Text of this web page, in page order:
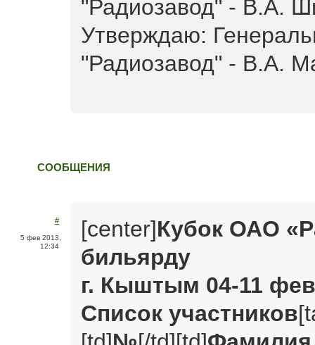
"Радиозавод" - В.А.
Утверждаю:
"Радиозавод" - В.А.
СООБЩЕНИЯ
#
5 фев 2013,
12:34
[center]Кубок ОАО
бильярду
г. Кыштым 04-11
Список участников